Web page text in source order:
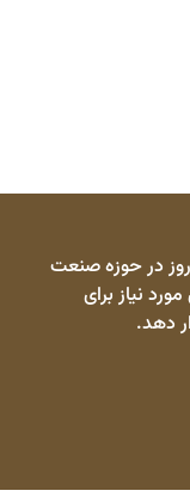
در حوزه صنعت
نیاز برای
دهد.